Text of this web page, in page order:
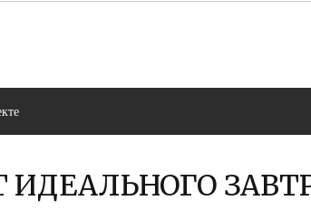
ИДЕАЛЬНОГО